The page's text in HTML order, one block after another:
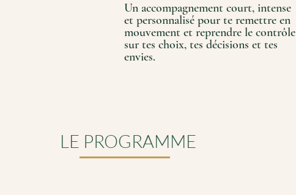
Un accompagnement court, intense
et personnalisé pour te remettre en
mouvement et reprendre le contrôle
sur tes choix, tes décisions et tes
envies.
LE PROGRAMME